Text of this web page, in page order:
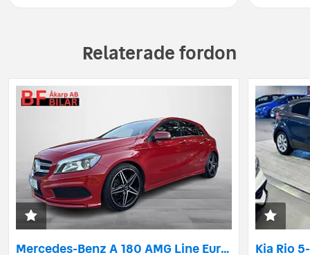
Relaterade fordon
Mercedes-Benz A 180 AMG Line Euro 6 Kia Rio